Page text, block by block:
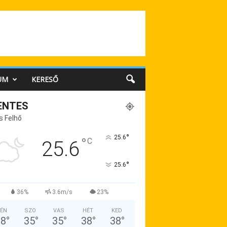
KERESŐ
Felhő
25.6°C 25.6°
25.6°
36% 3.6m/s 23%
°
SZO
35°
VAS
35°
HÉT
38°
KED
38°